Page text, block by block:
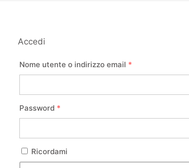
Accedi
Nome utente o indirizzo email *
Password *
Ricordami